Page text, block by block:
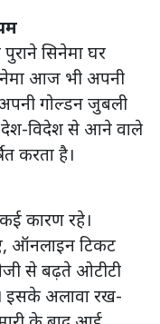
सिनेमा घर
आज भी अपनी
गोल्डन जुबली
देश-विदेश से आने वाले
करता है।
कारण रहे।
ऑनलाइन टिकट
से बढ़ते ओटीटी
इसके अलावा रख-